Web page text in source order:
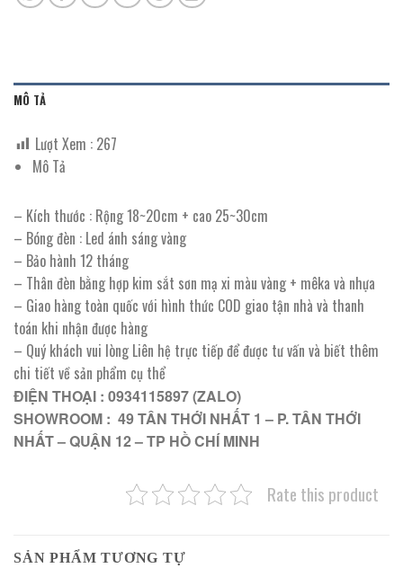
MÔ TẢ
Lượt Xem : 267
Mô Tả
– Kích thước : Rộng 18~20cm + cao 25~30cm
– Bóng đèn : Led ánh sáng vàng
– Bảo hành 12 tháng
– Thân đèn bằng hợp kim sắt sơn mạ xi màu vàng + mêka và nhựa
– Giao hàng toàn quốc với hình thức COD giao tận nhà và thanh
toán khi nhận được hàng
– Quý khách vui lòng Liên hệ trực tiếp để được tư vấn và biết thêm
chi tiết về sản phẩm cụ thể
ĐIỆN THOẠI : 0934115897 (ZALO)
SHOWROOM : 49 TÂN THỚI NHẤT 1 – P. TÂN THỚI
NHẤT – QUẬN 12 – TP HỒ CHÍ MINH
Rate this product
SẢN PHẨM TƯƠNG TỰ